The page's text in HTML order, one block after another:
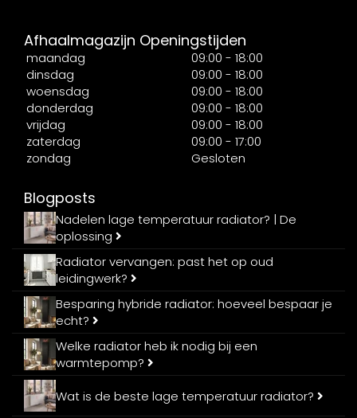
Afhaalmagazijn Openingstijden
maandag
09:00 - 18:00
dinsdag
09:00 - 18:00
woensdag
09:00 - 18:00
donderdag
09:00 - 18:00
vrijdag
09:00 - 18:00
zaterdag
09:00 - 17:00
zondag
Gesloten
Blogposts
Nadelen lage temperatuur radiator? | De
oplossing
Radiator vervangen: past het op oud
leidingwerk?
Besparing hybride radiator: hoeveel bespaar je
echt?
Welke radiator heb ik nodig bij een
warmtepomp?
Wat is de beste lage temperatuur radiator?